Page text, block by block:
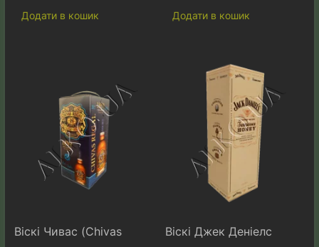
Додати в кошик Додати в кошик
Віскі Чивас (Chivas
Віскі Джек Деніелс